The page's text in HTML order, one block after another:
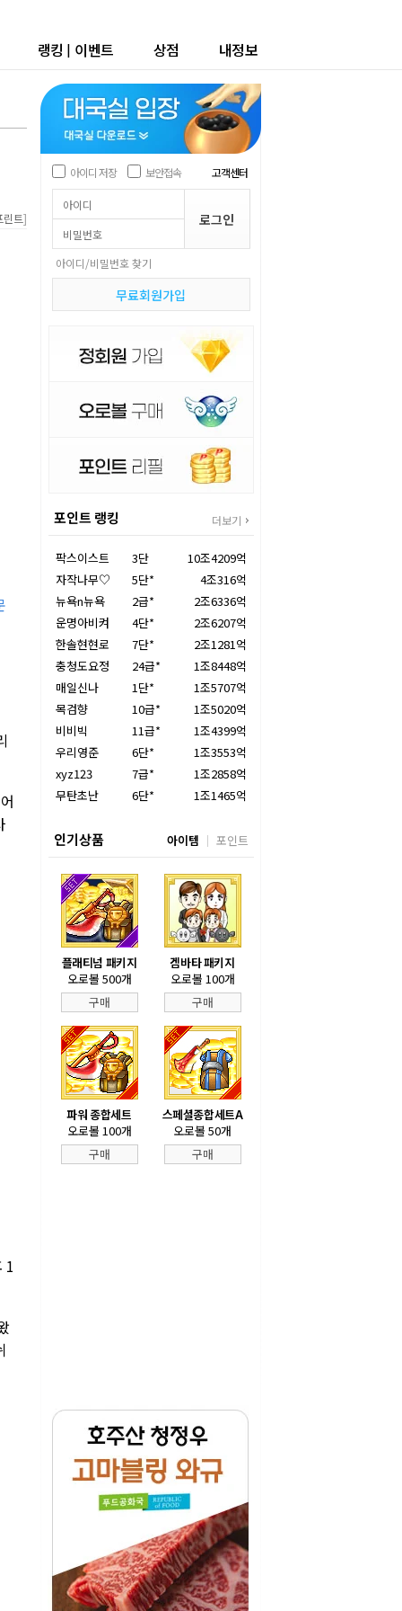
랭킹 | 이벤트 상점 내정보
린트]
1
아이디 저장 보안접속 고객센터
아이디/비밀번호 찾기
무료회원가입
포인트 랭킹 더보기
팍스이스트 3단
10조4209억
자작나무♡
5단*
4조316억
뉴욕n뉴욕
2급*
2조6336억
운명아비켜
4단*
2조6207억
한솔현현로
7단*
2조1281억
충청도요정
24급*
1조8448억
매일신나
1단*
1조5707억
목검향
10급*
1조5020억
비비빅
11급*
1조4399억
우리영준
6단*
1조3553억
xyz123
7급*
1조2858억
무탄초난
6단* 1조1465억
인기상품 아이템 포인트
플래티넘 패키지
오로볼 500개
구매
겜바타 패키지
오로볼 100개
구매
파워 종합세트
오로볼 100개
구매
스페셜종합세트A
오로볼 50개
구매